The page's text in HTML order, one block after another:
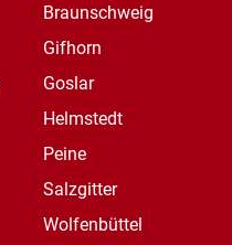
Braunschweig
Gifhorn
Goslar
Helmstedt
Peine
Salzgitter
Wolfenbüttel